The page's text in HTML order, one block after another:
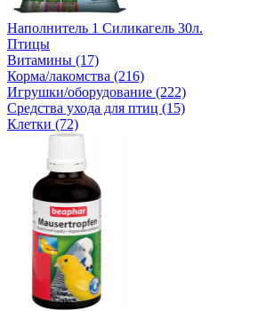
Наполнитель 1 Силикагель 30л.
Птицы
Витамины (17)
Корма/лакомства (216)
Игрушки/оборудование (222)
Средства ухода для птиц (15)
Клетки (72)